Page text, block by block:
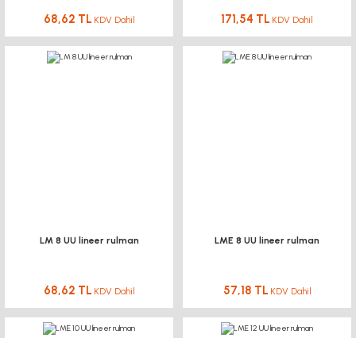
68,62 TL KDV Dahil 171,54 TL KDV Dahil
LM 8 UU lineer rulman
68,62 TL KDV Dahil
LME 8 UU lineer rulman
57,18 TL KDV Dahil